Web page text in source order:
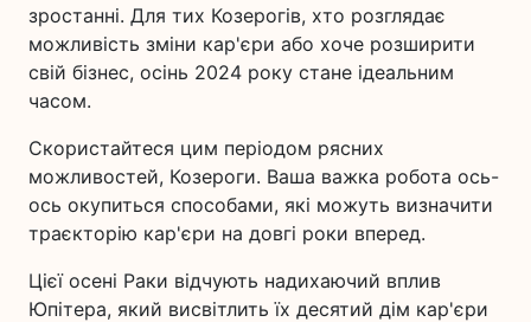
зростанні. Для тих Козерогів, хто розглядає
можливість зміни кар'єри або хоче розширити
свій бізнес, осінь 2024 року стане ідеальним
часом.
Скористайтеся цим періодом рясних
можливостей, Козероги. Ваша важка робота ось-
ось окупиться способами, які можуть визначити
траєкторію кар'єри на довгі роки вперед.
Цієї осені Раки відчують надихаючий вплив
Юпітера, який висвітлить їх десятий дім кар'єри